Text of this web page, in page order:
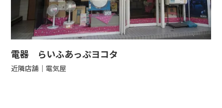
電器 らいふあっぷヨコタ
近隣店舗 電気屋